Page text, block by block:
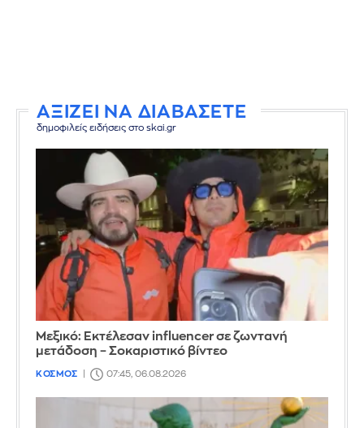
ΑΞΙΖΕΙ ΝΑ ΔΙΑΒΑΣΕΤΕ
δημοφιλείς ειδήσεις στο skai.gr
Μεξικό: Εκτέλεσαν influencer σε ζωντανή
μετάδοση – Σοκαριστικό βίντεο
ΚΟΣΜΟΣ 07:45, 06.08.2026